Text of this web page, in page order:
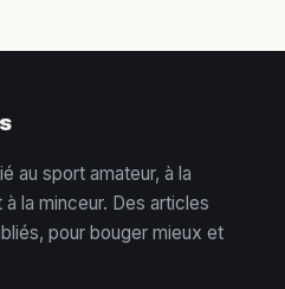
au sport amateur, à la
la minceur. Des articles
pour bouger mieux et